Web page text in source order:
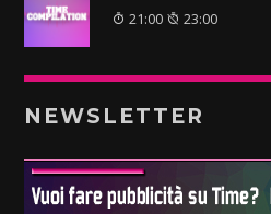
21:00 23:00
NEWSLETTER